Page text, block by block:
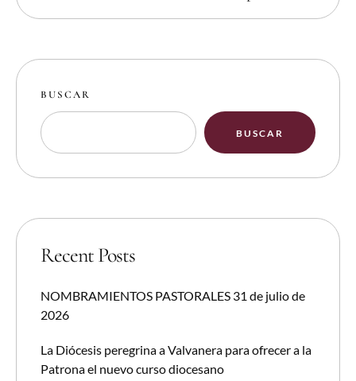
BUSCAR
BUSCAR
Recent Posts
NOMBRAMIENTOS PASTORALES 31 de julio de
2026
La Diócesis peregrina a Valvanera para ofrecer a la
Patrona el nuevo curso diocesano